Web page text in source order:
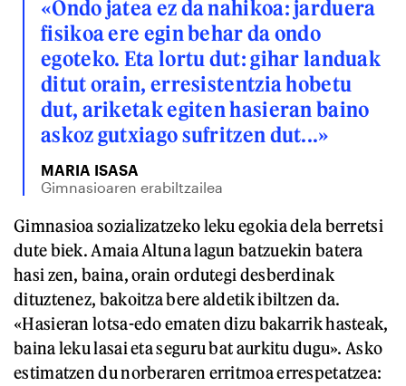
«Ondo jatea ez da nahikoa: jarduera
fisikoa ere egin behar da ondo
egoteko. Eta lortu dut: gihar landuak
ditut orain, erresistentzia hobetu
dut, ariketak egiten hasieran baino
askoz gutxiago sufritzen dut...»
MARIA ISASA
Gimnasioaren erabiltzailea
Gimnasioa sozializatzeko leku egokia dela berretsi
dute biek. Amaia Altuna lagun batzuekin batera
hasi zen, baina, orain ordutegi desberdinak
dituztenez, bakoitza bere aldetik ibiltzen da.
«Hasieran lotsa-edo ematen dizu bakarrik hasteak,
baina leku lasai eta seguru bat aurkitu dugu». Asko
estimatzen du norberaren erritmoa errespetatzea: